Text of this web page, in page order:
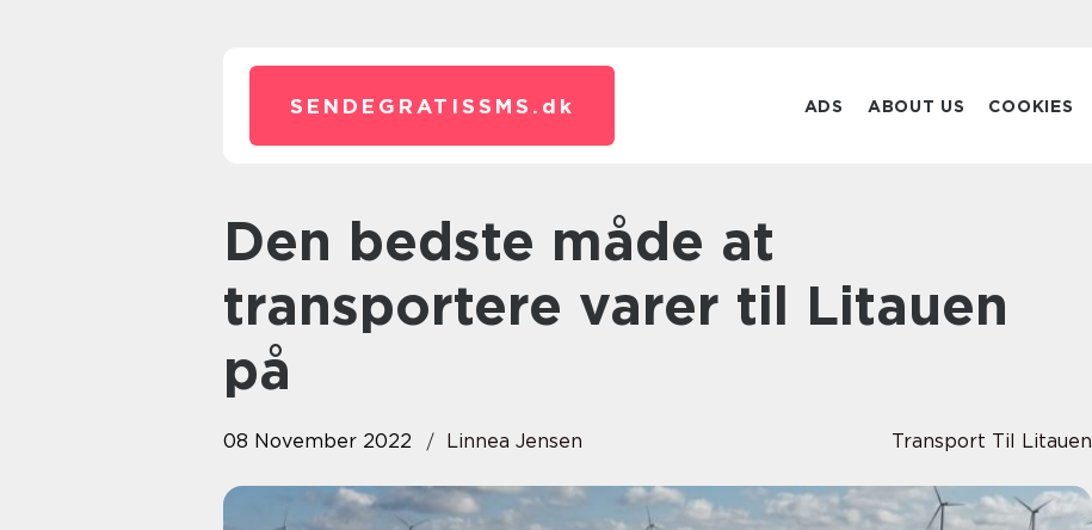
SENDEGRATISSMS. dk ADS ABOUT US COOKIES
Den bedste måde at
transportere varer til Litauen
på
08 November 2022 Linnea Jensen Transport Til Litauen